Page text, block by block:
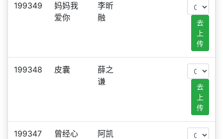
199349
妈妈我
爱你
李昕
融
去
上
传
199348 皮囊
薛之
谦
去
上
传
199347
曾经心
阿凯